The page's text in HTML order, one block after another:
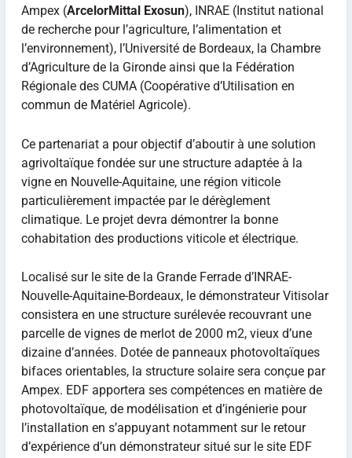
Ampex (ArcelorMittal Exosun), INRAE (Institut national
de recherche pour l’agriculture, l’alimentation et
l’environnement), l’Université de Bordeaux, la Chambre
d’Agriculture de la Gironde ainsi que la Fédération
Régionale des CUMA (Coopérative d’Utilisation en
commun de Matériel Agricole).
Ce partenariat a pour objectif d’aboutir à une solution
agrivoltaïque fondée sur une structure adaptée à la
vigne en Nouvelle-Aquitaine, une région viticole
particulièrement impactée par le dérèglement
climatique. Le projet devra démontrer la bonne
cohabitation des productions viticole et électrique.
Localisé sur le site de la Grande Ferrade d’INRAE-
Nouvelle-Aquitaine-Bordeaux, le démonstrateur Vitisolar
consistera en une structure surélevée recouvrant une
parcelle de vignes de merlot de 2000 m2, vieux d’une
dizaine d’années. Dotée de panneaux photovoltaïques
bifaces orientables, la structure solaire sera conçue par
Ampex. EDF apportera ses compétences en matière de
photovoltaïque, de modélisation et d’ingénierie pour
l’installation en s’appuyant notamment sur le retour
d’expérience d’un démonstrateur situé sur le site EDF